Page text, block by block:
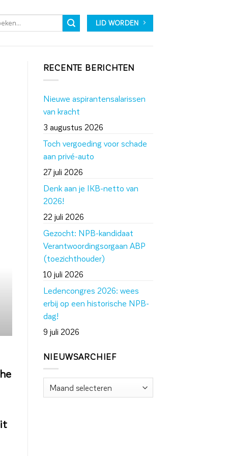
LID WORDEN
RECENTE BERICHTEN
Nieuwe aspirantensalarissen
van kracht
3 augustus 2026
Toch vergoeding voor schade
aan privé-auto
27 juli 2026
Denk aan je IKB-netto van
2026!
22 juli 2026
Gezocht: NPB-kandidaat
Verantwoordingsorgaan ABP
(toezichthouder)
10 juli 2026
Ledencongres 2026: wees
erbij op een historische NPB-
dag!
9 juli 2026
NIEUWSARCHIEF
Nieuwsarchief